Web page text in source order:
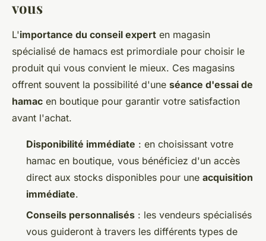
vous
L'importance du conseil expert en magasin
spécialisé de hamacs est primordiale pour choisir le
produit qui vous convient le mieux. Ces magasins
offrent souvent la possibilité d'une séance d'essai de
hamac en boutique pour garantir votre satisfaction
avant l'achat.
Disponibilité immédiate : en choisissant votre
hamac en boutique, vous bénéficiez d'un accès
direct aux stocks disponibles pour une acquisition
immédiate.
Conseils personnalisés : les vendeurs spécialisés
vous guideront à travers les différents types de